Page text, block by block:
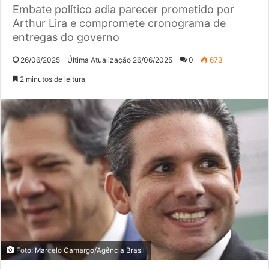
Embate político adia parecer prometido por
Arthur Lira e compromete cronograma de
entregas do governo
26/06/2025 Última Atualização 26/06/2025 0 673
2 minutos de leitura
Foto: Marcelo Camargo/Agência Brasil